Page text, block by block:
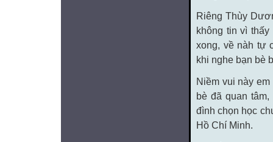
Riêng Thùy
không tin vì
xong, về nàh tự
khi nghe bạn bè
Niềm vui này
bè đã quan
đình chọn học
Hồ Chí Minh.